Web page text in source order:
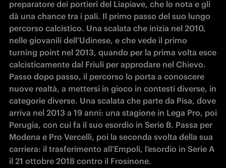
preparatore dei portieri del Liapiave, che lo nota e gli
dà una chance tra i pali. Il primo passo del suo lungo
percorso calcistico. Una scalata che inizia nel 2010,
nelle giovanili dell’Udinese, e che vede il primo
turning point nel 2013, quando per la prima volta esce
calcisticamente dal Friuli per approdare nel Chievo.
Passo dopo passo, il percorso lo porta a conoscere
nuove realtà, a mettersi in gioco in contesti diverse, in
categorie diverse. Una scalata che parte da Pisa, dove
arriva nel 2013 a 19 anni: una stagione in Lega Pro, poi
Perugia, con cui fa il suo esordio in Serie B. Passa per
Modena e Pro Vercelli, poi la seconda svolta della sua
carriera: il trasferimento all’Empoli, l’esordio in Serie A
il 21 ottobre 2018 contro il Frosinone.